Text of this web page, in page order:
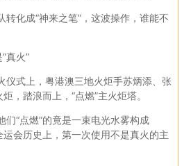
转化成“神来之笔”，这波操作，谁能不
真火”
仪式上，粤港澳三地火炬手苏炳添、张
，踏浪而上，“点燃”主火炬塔。
们“点燃”的竟是一束电光水雾构成
运会历史上，第一次使用不是真火的主